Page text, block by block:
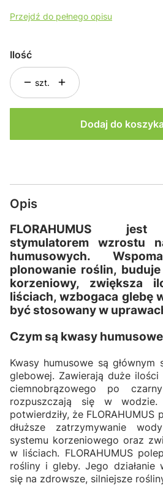
Przejdź do pełnego opisu
Ilość
szt.
Dodaj do
Opis
FLORAHUMUS jest
stymulatorem wzrostu
humusowych.
plonowanie roślin,
korzeniowy, zwiększa
liściach, wzbogaca glebę
być stosowany w
Czym są kwasy
Kwasy humusowe są głównym
glebowej. Zawierają duże
ciemnobrązowego po
rozpuszczają się w wodzie.
potwierdziły, że FLORAHUMUS
dłuższe zatrzymywanie
systemu korzeniowego oraz
w liściach. FLORAHUMUS
rośliny i gleby. Jego działanie
się na zdrowsze, silniejsze